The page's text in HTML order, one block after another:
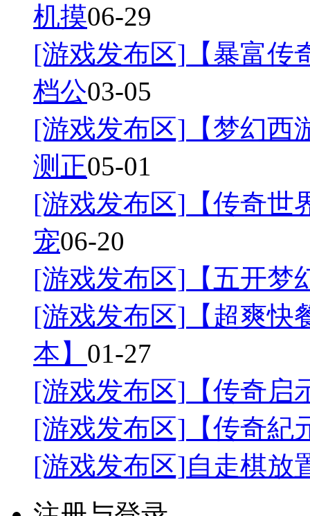
机摸06-29
[游戏发布区] 【暴富
档公03-05
[游戏发布区] 【梦幻
测正05-01
[游戏发布区] 【传奇
宠06-20
[游戏发布区] 【五开
[游戏发布区] 【超爽
本】 01-27
[游戏发布区] 【传奇
[游戏发布区] 【传奇
[游戏发布区]自走棋放